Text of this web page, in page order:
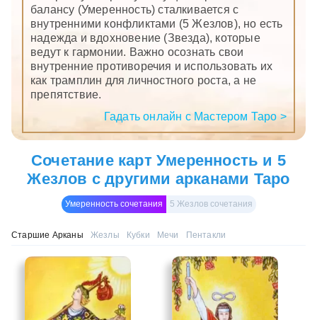
балансу (Умеренность) сталкивается с
внутренними конфликтами (5 Жезлов), но есть
надежда и вдохновение (Звезда), которые
ведут к гармонии. Важно осознать свои
внутренние противоречия и использовать их
как трамплин для личностного роста, а не
препятствие.
Гадать онлайн с Мастером Таро >
Сочетание карт Умеренность и 5
Жезлов с другими арканами Таро
Умеренность сочетания 5 Жезлов сочетания
Старшие Арканы Жезлы Кубки Мечи Пентакли